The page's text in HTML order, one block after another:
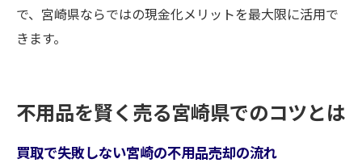
で、宮崎県ならではの現金化メリットを最大限に活用で
きます。
不用品を賢く売る宮崎県でのコツとは
買取で失敗しない宮崎の不用品売却の流れ